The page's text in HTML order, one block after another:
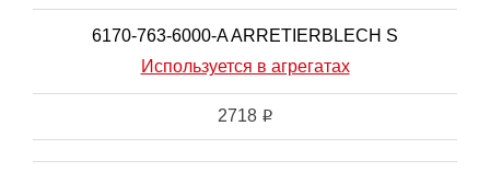
6170-763-6000-A ARRETIERBLECH S
Используется в агрегатах
2718 i